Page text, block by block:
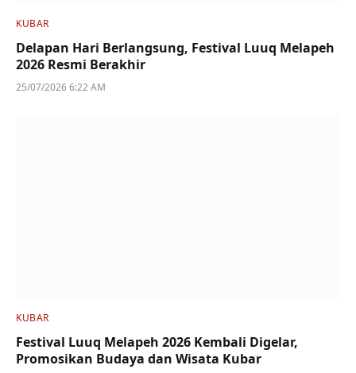
KUBAR
Delapan Hari Berlangsung, Festival Luuq Melapeh
2026 Resmi Berakhir
25/07/2026 6:22 AM
KUBAR
Festival Luuq Melapeh 2026 Kembali Digelar,
Promosikan Budaya dan Wisata Kubar